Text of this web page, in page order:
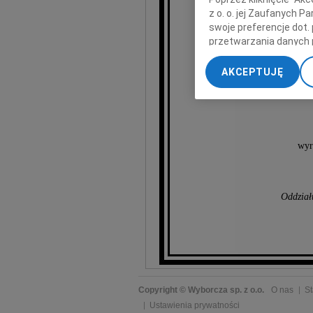
Copyright © Wyborcza sp. z o.o. O nas
Ustawienia prywatności
z o. o. jej Zaufanych
swoje preferencje dot.
przetwarzania danych
„Ustawienia
My, nasi Zaufani
dokładnych danych
Przechowywanie
AKCEPTUJĘ